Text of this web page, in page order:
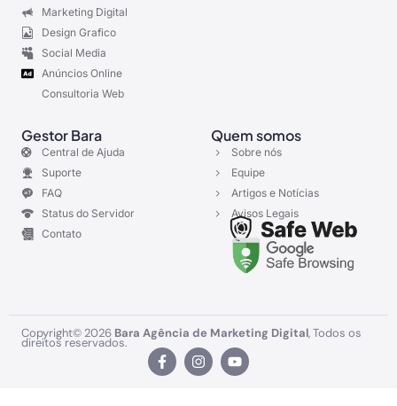
Marketing Digital
Design Grafico
Social Media
Anúncios Online
Consultoria Web
Gestor Bara
Central de Ajuda
Suporte
FAQ
Status do Servidor
Contato
Quem somos
Sobre nós
Equipe
Artigos e Notícias
Avisos Legais
Copyright© 2026 Bara Agência de Marketing Digital, Todos os
direitos reservados.